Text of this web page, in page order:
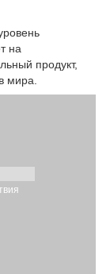
на
продукт,
мира.